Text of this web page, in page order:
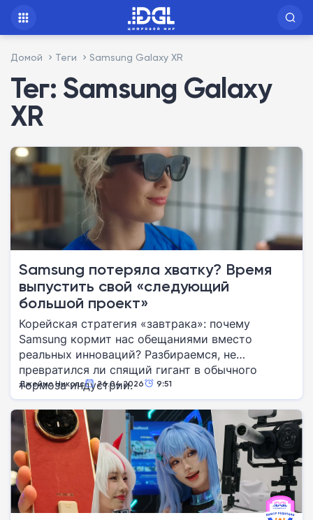
Домой Теги Samsung Galaxy XR
Тег: Samsung Galaxy
XR
Samsung потеряла хватку? Время
выпустить свой «следующий
большой проект»
Корейская стратегия «завтрака»: почему
Samsung кормит нас обещаниями вместо
реальных инноваций? Разбираемся, не
превратился ли спящий гигант в обычного
тормоза индустрии.
Джеймс Николс 26.04.2026 9:51